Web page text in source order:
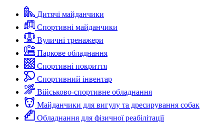
Дитячі майданчики
Спортивні майданчики
Вуличні тренажери
Паркове обладнання
Спортивні покриття
Спортивний інвентар
Військово-спортивне обладнання
Майданчики для вигулу та дресирування собак
Обладнання для фізичної реабілітації